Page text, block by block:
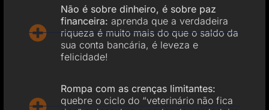
Não é sobre dinheiro, é sobre paz
financeira: aprenda que a verdadeira
riqueza é muito mais do que o saldo da
sua conta bancária, é leveza e
felicidade!
Rompa com as crenças limitantes:
quebre o ciclo do “veterinário não fica